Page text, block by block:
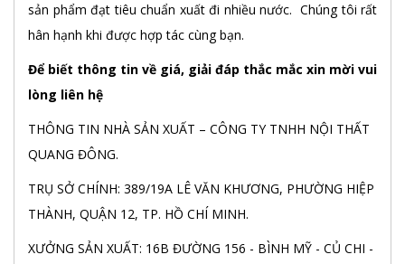
sản phẩm đạt tiêu chuẩn xuất đi nhiều nước. Chúng tôi rất
hân hạnh khi được hợp tác cùng bạn.
Để biết thông tin về giá, giải đáp thắc mắc xin mời vui
lòng liên hệ
THÔNG TIN NHÀ SẢN XUẤT – CÔNG TY TNHH NỘI THẤT
QUANG ĐÔNG.
TRỤ SỞ CHÍNH: 389/19A LÊ VĂN KHƯƠNG, PHƯỜNG HIỆP
THÀNH, QUẬN 12, TP. HỒ CHÍ MINH.
XƯỞNG SẢN XUẤT: 16B ĐƯỜNG 156 - BÌNH MỸ - CỦ CHI -